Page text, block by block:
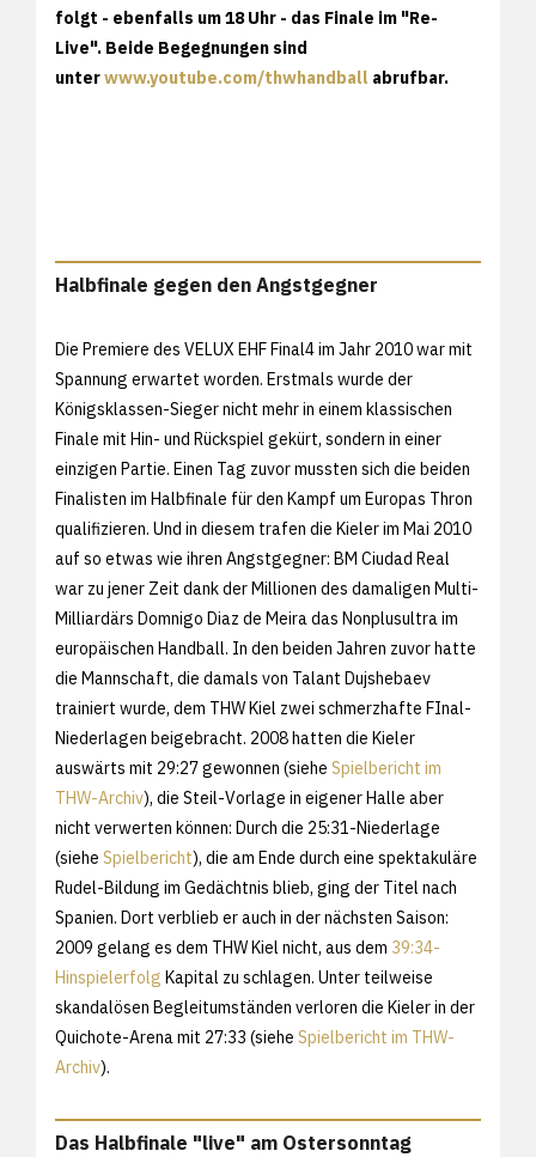
folgt - ebenfalls um 18 Uhr - das Finale im "Re-
Live". Beide Begegnungen sind
unterwww.youtube.com/thwhandball abrufbar.
Halbfinale gegen den Angstgegner
Die Premiere des VELUX EHF Final4 im Jahr 2010 war mit
Spannung erwartet worden. Erstmals wurde der
Königsklassen-Sieger nicht mehr in einem klassischen
Finale mit Hin- und Rückspiel gekürt, sondern in einer
einzigen Partie. Einen Tag zuvor mussten sich die beiden
Finalisten im Halbfinale für den Kampf um Europas Thron
qualifizieren. Und in diesem trafen die Kieler im Mai 2010
auf so etwas wie ihren Angstgegner: BM Ciudad Real
war zu jener Zeit dank der Millionen des damaligen Multi-
Milliardärs Domnigo Diaz de Meira das Nonplusultra im
europäischen Handball. In den beiden Jahren zuvor hatte
die Mannschaft, die damals von Talant Dujshebaev
trainiert wurde, dem THW Kiel zwei schmerzhafte FInal-
Niederlagen beigebracht. 2008 hatten die Kieler
auswärts mit 29:27 gewonnen (siehe Spielbericht im
THW-Archiv), die Steil-Vorlage in eigener Halle aber
nicht verwerten können: Durch die 25:31-Niederlage
(siehe Spielbericht), die am Ende durch eine spektakuläre
Rudel-Bildung im Gedächtnis blieb, ging der Titel nach
Spanien. Dort verblieb er auch in der nächsten Saison:
2009 gelang es dem THW Kiel nicht, aus dem 39:34-
Hinspielerfolg Kapital zu schlagen. Unter teilweise
skandalösen Begleitumständen verloren die Kieler in der
Quichote-Arena mit 27:33 (siehe Spielbericht im THW-
Archiv).
Das Halbfinale "live" am Ostersonntag